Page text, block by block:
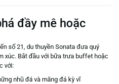
đầy mê hoặc
số 21, du thuyền Sonata đưa quý
xúc. Bắt đầu với bữa trưa buffet hoặc
với:
nhũ đá và măng đá kỳ vĩ